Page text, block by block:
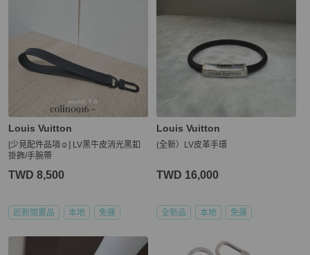
Louis Vuitton
[少見配件品項☺️] LV黑牛皮消光黑釦
掛飾/手腕帶
TWD 8,500
近新閒置品 本地 免運
Louis Vuitton
(全新）LV皮革手環
TWD 16,000
全新品 本地 免運